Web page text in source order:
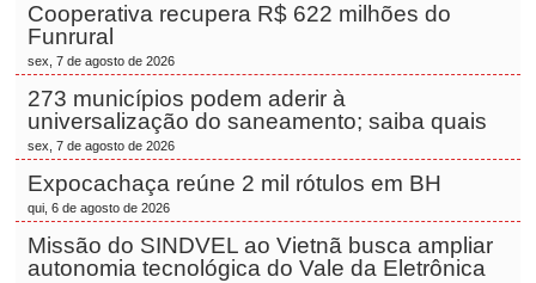
Cooperativa recupera R$ 622 milhões do
Funrural
sex, 7 de agosto de 2026
273 municípios podem aderir à
universalização do saneamento; saiba quais
sex, 7 de agosto de 2026
Expocachaça reúne 2 mil rótulos em BH
qui, 6 de agosto de 2026
Missão do SINDVEL ao Vietnã busca ampliar
autonomia tecnológica do Vale da Eletrônica